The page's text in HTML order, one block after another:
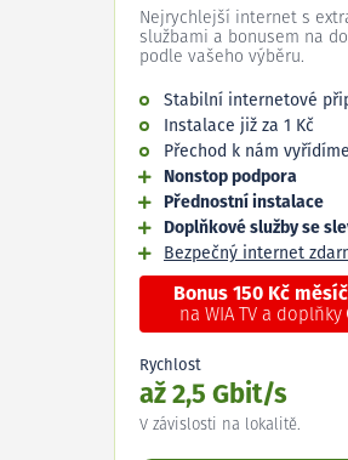
Nejrychlejší internet s
službami a bonusem na
podle vašeho výběru.
Stabilní internetové
Instalace již za 1 Kč
Přechod k nám
Nonstop podpora
Přednostní instalace
Doplňkové služby se
Bezpečný internet
Bonus 150 Kč
na WIA TV a doplňky
Rychlost
až 2,5 Gbit/s
V závislosti na lokalitě.